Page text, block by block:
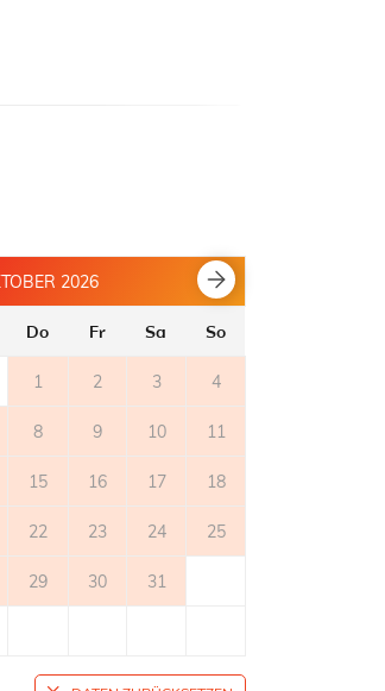
2026
Do Fr Sa So
1 2 3 4
8 9 10 11
15 16 17 18
22 23 24 25
29 30 31